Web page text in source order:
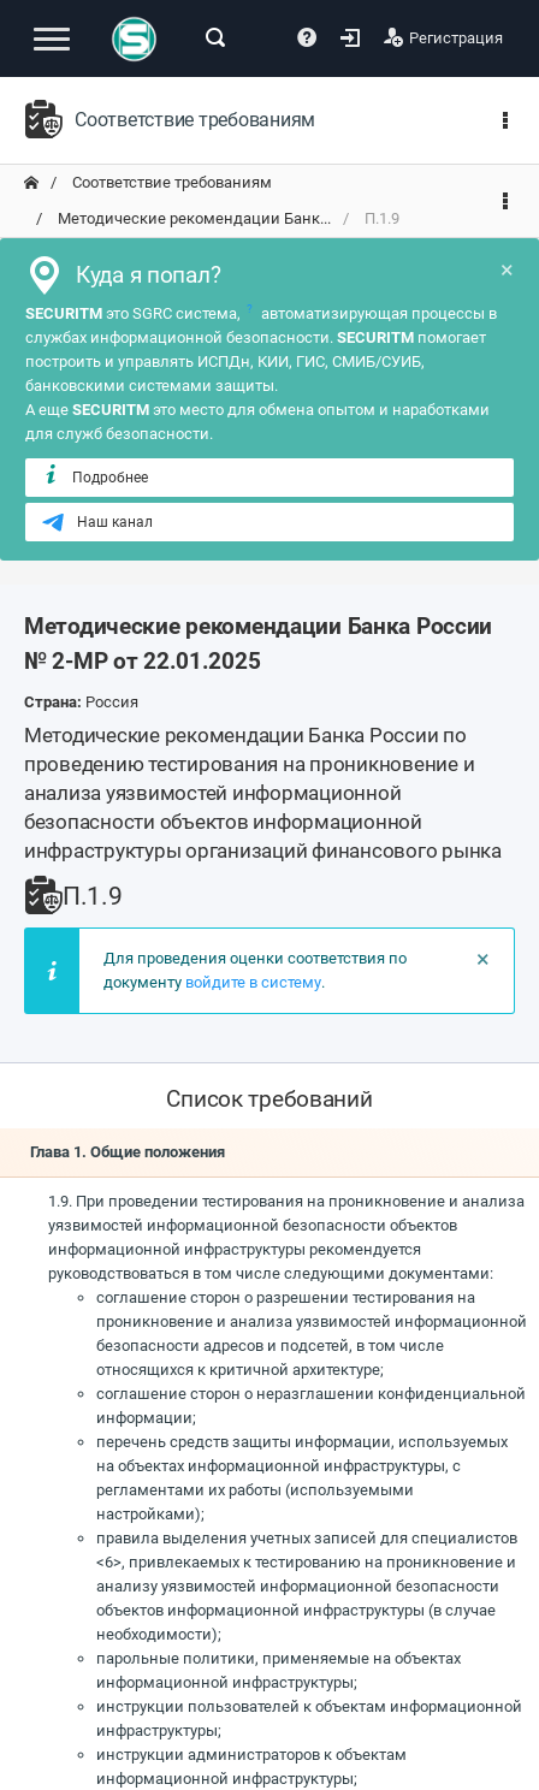
Регистрация
Соответствие требованиям
Соответствие требованиям
Методические рекомендации Банк...
П.1.9
×
Куда я попал?
SECURITM это SGRC система, ?
автоматизирующая процессы в
службах информационной безопасности. SECURITM помогает
построить и управлять ИСПДн, КИИ, ГИС, СМИБ/СУИБ,
банковскими системами защиты.
А еще SECURITM это место для обмена опытом и наработками
для служб безопасности.
Подробнее
Наш канал
Методические рекомендации Банка России
№ 2-МР от 22.01.2025
Страна: Россия
Методические рекомендации Банка России по
проведению тестирования на проникновение и
анализа уязвимостей информационной
безопасности объектов информационной
инфраструктуры организаций финансового рынка
П.1.9
×
Для проведения оценки соответствия по
документу войдите в систему.
Список требований
Глава 1. Общие положения
1.9. При проведении тестирования на проникновение и анализа
уязвимостей информационной безопасности объектов
информационной инфраструктуры рекомендуется
руководствоваться в том числе следующими документами:
соглашение сторон о разрешении тестирования на
проникновение и анализа уязвимостей информационной
безопасности адресов и подсетей, в том числе
относящихся к критичной архитектуре;
соглашение сторон о неразглашении конфиденциальной
информации;
перечень средств защиты информации, используемых
на объектах информационной инфраструктуры, с
регламентами их работы (используемыми
настройками);
правила выделения учетных записей для специалистов
<6>, привлекаемых к тестированию на проникновение и
анализу уязвимостей информационной безопасности
объектов информационной инфраструктуры (в случае
необходимости);
парольные политики, применяемые на объектах
информационной инфраструктуры;
инструкции пользователей к объектам информационной
инфраструктуры;
инструкции администраторов к объектам
информационной инфраструктуры;